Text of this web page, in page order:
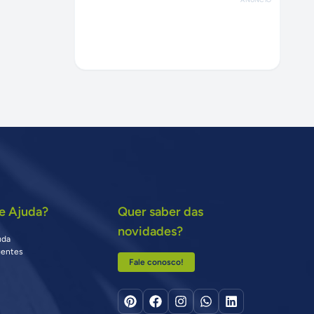
Ajuda?
Quer saber das
novidades?
Fale conosco!